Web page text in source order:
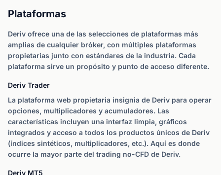
Plataformas
Deriv ofrece una de las selecciones de plataformas más
amplias de cualquier bróker, con múltiples plataformas
propietarias junto con estándares de la industria. Cada
plataforma sirve un propósito y punto de acceso diferente.
Deriv Trader
La plataforma web propietaria insignia de Deriv para operar
opciones, multiplicadores y acumuladores. Las
características incluyen una interfaz limpia, gráficos
integrados y acceso a todos los productos únicos de Deriv
(índices sintéticos, multiplicadores, etc.). Aquí es donde
ocurre la mayor parte del trading no-CFD de Deriv.
Deriv MT5